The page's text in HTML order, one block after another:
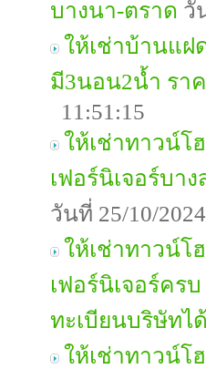
บางนา-ตราด วั
ให้เช่าบ้านแฝ
มี3นอน2น้ำ รา
11:51:15
ให้เช่าทาวน์โ
เฟอร์นิเจอร์บา
วันที่ 25/10/
ให้เช่าทาวน์โ
เฟอร์นิเจอร์คร
ทะเบียนบริษัทไ
ให้เช่าทาวน์โ